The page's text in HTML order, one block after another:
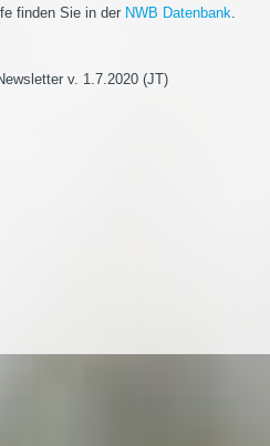
finden Sie in der NWB Datenbank.
v. 1.7.2020 (JT)